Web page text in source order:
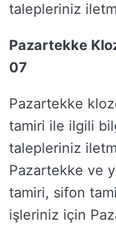
talepleriniz
Pazartekke
07
Pazartekke
tamiri ile ilgili
talepleriniz
Pazartekke ve
tamiri, sifon
işleriniz için